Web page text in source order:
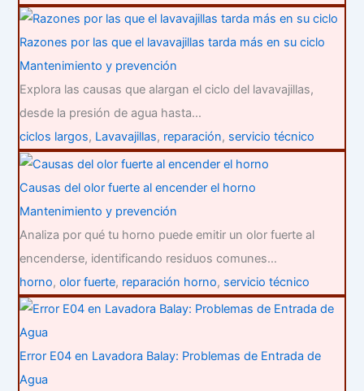
Razones por las que el lavavajillas tarda más en su ciclo
Mantenimiento y prevención
Explora las causas que alargan el ciclo del lavavajillas,
desde la presión de agua hasta…
ciclos largos, Lavavajillas, reparación, servicio técnico
Causas del olor fuerte al encender el horno
Mantenimiento y prevención
Analiza por qué tu horno puede emitir un olor fuerte al
encenderse, identificando residuos comunes…
horno,olor fuerte, reparación horno, servicio técnico
Error E04 en Lavadora Balay: Problemas de Entrada de
Agua